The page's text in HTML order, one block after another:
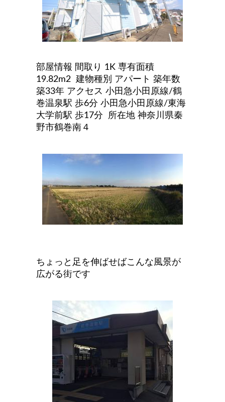
部屋情報 間取り 1K 専有面積
19.82m2 建物種別 アパート 築年数
築33年 アクセス 小田急小田原線/鶴
巻温泉駅 歩6分 小田急小田原線/東海
大学前駅 歩17分 所在地 神奈川県秦
野市鶴巻南４
ちょっと足を伸ばせばこんな風景が
広がる街です